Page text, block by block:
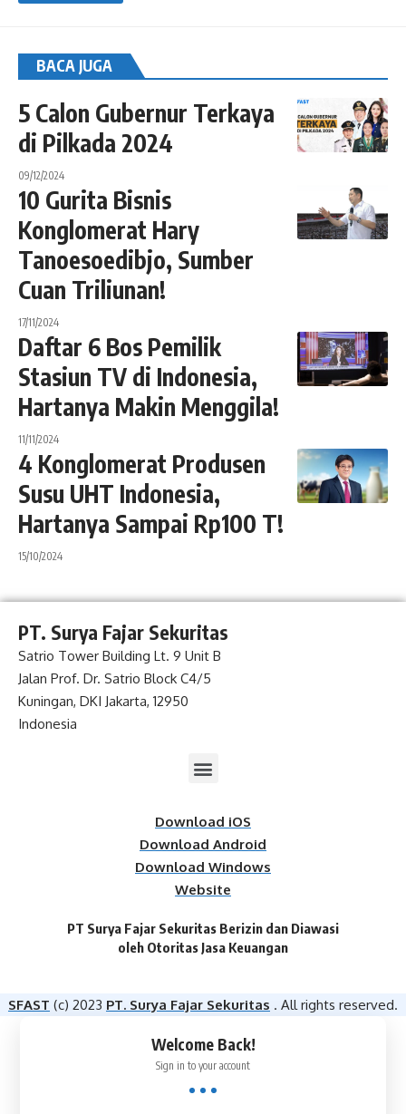
BACA JUGA
5 Calon Gubernur Terkaya
di Pilkada 2024
09/12/2024
10 Gurita Bisnis
Konglomerat Hary
Tanoesoedibjo, Sumber
Cuan Triliunan!
17/11/2024
Daftar 6 Bos Pemilik
Stasiun TV di Indonesia,
Hartanya Makin Menggila!
11/11/2024
4 Konglomerat Produsen
Susu UHT Indonesia,
Hartanya Sampai Rp100 T!
15/10/2024
PT. Surya Fajar Sekuritas
Satrio Tower Building Lt. 9 Unit B
Jalan Prof. Dr. Satrio Block C4/5
Kuningan, DKI Jakarta, 12950
Indonesia
Download iOS
Download Android
Download Windows
Website
PT Surya Fajar Sekuritas Berizin dan Diawasi
oleh Otoritas Jasa Keuangan​
SFAST (c) 2023 PT. Surya Fajar Sekuritas . All rights reserved.
Welcome Back!
Sign in to your account